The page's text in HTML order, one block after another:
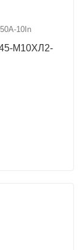
10In
М10ХЛ2-